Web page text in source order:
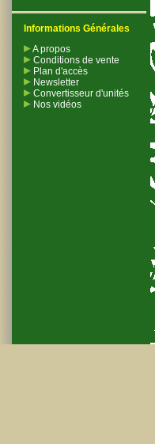
Informations Générales
A propos
Conditions de vente
Plan d'accès
Newsletter
Convertisseur d'unités
Nos vidéos